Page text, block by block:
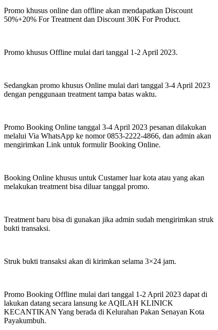
Promo khusus online dan offline akan mendapatkan Discount
50%+20% For Treatment dan Discount 30K For Product.
Promo khusus Offline mulai dari tanggal 1-2 April 2023.
Sedangkan promo khusus Online mulai dari tanggal 3-4 April 2023
dengan penggunaan treatment tampa batas waktu.
Promo Booking Online tanggal 3-4 April 2023 pesanan dilakukan
melalui Via WhatsApp ke nomor 0853-2222-4866, dan admin akan
mengirimkan Link untuk formulir Booking Online.
Booking Online khusus untuk Custamer luar kota atau yang akan
melakukan treatment bisa diluar tanggal promo.
Treatment baru bisa di gunakan jika admin sudah mengirimkan struk
bukti transaksi.
Struk bukti transaksi akan di kirimkan selama 3×24 jam.
Promo Booking Offline mulai dari tanggal 1-2 April 2023 dapat di
lakukan datang secara lansung ke AQILAH KLINICK
KECANTIKAN Yang berada di Kelurahan Pakan Senayan Kota
Payakumbuh.